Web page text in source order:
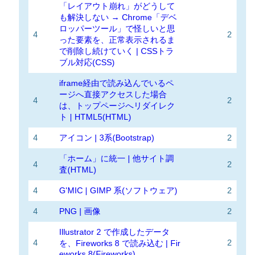
4
「レイアウト崩れ」がどうして
も解決しない → Chrome「デベ
ロッパーツール」で怪しいと思
った要素を、正常表示されるま
で削除し続けていく | CSSトラ
ブル対応(CSS)
2
4
iframe経由で読み込んでいるペ
ージへ直接アクセスした場合
は、トップページへリダイレク
ト | HTML5(HTML)
2
4 アイコン | 3系(Bootstrap) 2
4
「ホーム」に統一 | 他サイト調
査(HTML)
2
4 G'MIC | GIMP 系(ソフトウェア) 2
4 PNG | 画像 2
4
Illustrator 2 で作成したデータ
を、Fireworks 8 で読み込む | Fir
2